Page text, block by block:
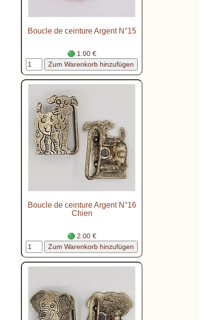
Boucle de ceinture Argent N°15
1.00 €
Boucle de ceinture Argent N°16
Chien
2.00 €